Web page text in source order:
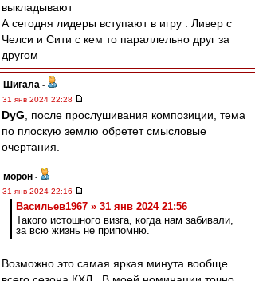
выкладывают
А сегодня лидеры вступают в игру . Ливер с
Челси и Сити с кем то параллельно друг за
другом
Шигала -
31 янв 2024 22:28
DyG , после прослушивания композиции, тема
по плоскую землю обретет смысловые
очертания.
морон -
31 янв 2024 22:16
Васильев1967 » 31 янв 2024 21:56
Такого истошного визга, когда нам забивали,
за всю жизнь не припомню.
Возможно это самая яркая минута вообще